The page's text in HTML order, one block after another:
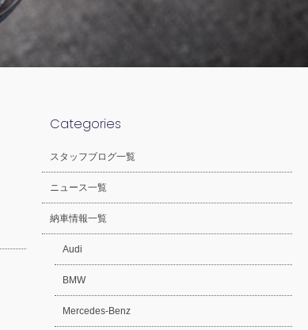
Categories
スタッフブログ一覧
ニュース一覧
納車情報一覧
Audi
BMW
Mercedes-Benz